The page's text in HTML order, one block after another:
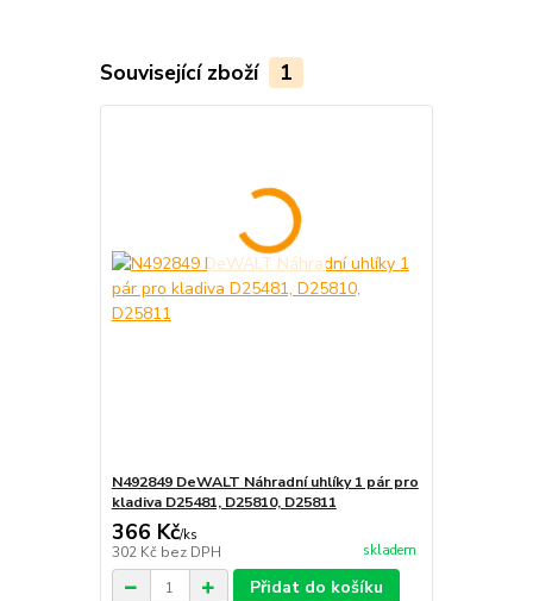
Související zboží 1
N492849 DeWALT Náhradní uhlíky 1 pár pro
kladiva D25481, D25810, D25811
366 Kč/ks
302 Kč bez DPH skladem
Přidat do košíku